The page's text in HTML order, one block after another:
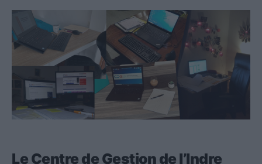
Le Centre de Gestion de l’Indre